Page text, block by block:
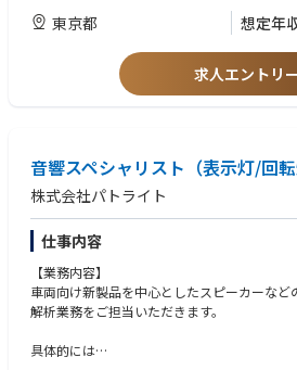
■社内外のあらゆるレベルの関係者と円滑な
ュニケーションスキル
■ビジネスプランの作成、営業プロセスの文
■顧客および地域パートナーへの出張対応が
東京都 想定年
求人エントリ
音響スペシャリスト（表示灯/回転
株式会社パトライト
仕事内容
【業務内容】
車両向け新製品を中心としたスピーカーな
解析業務をご担当いただきます。
具体的には